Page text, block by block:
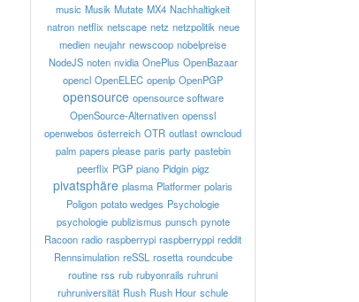
music Musik Mutate MX4 Nachhaltigkeit
natron netflix netscape netz netzpolitik neue
medien neujahr newscoop nobelpreise
NodeJS noten nvidia OnePlus OpenBazaar
opencl OpenELEC openlp OpenPGP
opensource opensource software
OpenSource-Alternativen openssl
openwebos österreich OTR outlast owncloud
palm papers please paris party pastebin
peerflix PGP piano Pidgin pigz
pivatsphäre plasma Platformer polaris
Poligon potato wedges Psychologie
psychologie publizismus punsch pynote
Racoon radio raspberrypi raspberryppi reddit
Rennsimulation reSSL rosetta roundcube
routine rss rub rubyonrails ruhruni
ruhruniversität Rush Rush Hour schule